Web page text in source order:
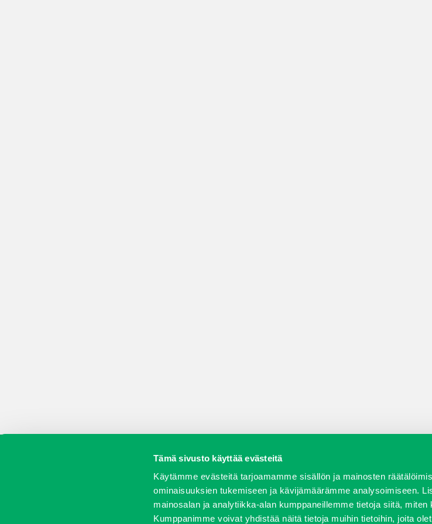
Tämä sivusto käyttää evästeitä
Käytämme evästeitä tarjoamamme sisällön ja mainosten
ominaisuuksien tukemiseen ja kävijämäärämme analysoimiseen.
mainosalan ja analytiikka-alan kumppaneillemme tietoja siitä, miten
Kumppanimme voivat yhdistää näitä tietoja muihin tietoihin, joita
Vaihtokoneet Kalusteet Huolto ja varaosat Verkkokauppa JT